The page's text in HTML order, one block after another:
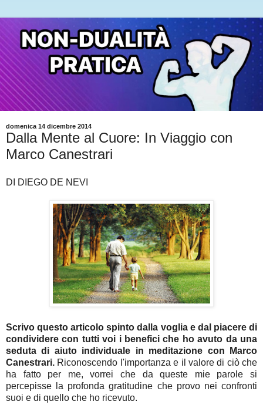
domenica 14 dicembre 2014
Dalla Mente al Cuore: In Viaggio con
Marco Canestrari
DI DIEGO DE NEVI
Scrivo questo articolo spinto dalla voglia e dal piacere di
condividere con tutti voi i benefici che ho avuto da una
seduta di aiuto individuale in meditazione con Marco
Canestrari. Riconoscendo l'importanza e il valore di ciò che
ha fatto per me, vorrei che da queste mie parole si
percepisse la profonda gratitudine che provo nei confronti
suoi e di quello che ho ricevuto.